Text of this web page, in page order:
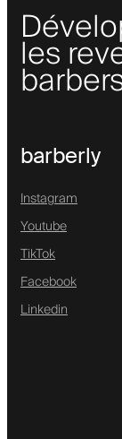
les
barberly
Instagram
Youtube
TikTok
Facebook
Linkedin